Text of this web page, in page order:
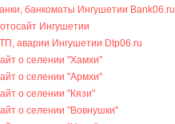
банкоматы Ингушетии Bank06.ru
Ингушетии
аварии Ингушетии Dtp06.ru
о селении "Хамхи"
о селении "Армхи"
о селении "Кязи"
о селении "Вовнушки"